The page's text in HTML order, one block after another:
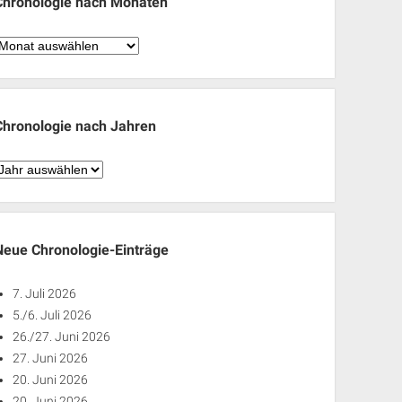
Chronologie
nach Jahren
Chronologie-Einträge
7. Juli 2026
5./6. Juli 2026
26./27. Juni 2026
27. Juni 2026
20. Juni 2026